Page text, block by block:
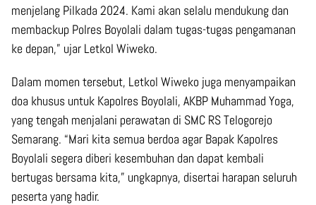
menjelang Pilkada 2024. Kami akan selalu mendukung dan
membackup Polres Boyolali dalam tugas-tugas pengamanan
ke depan,” ujar Letkol Wiweko.
Dalam momen tersebut, Letkol Wiweko juga menyampaikan
doa khusus untuk Kapolres Boyolali, AKBP Muhammad Yoga,
yang tengah menjalani perawatan di SMC RS Telogorejo
Semarang. “Mari kita semua berdoa agar Bapak Kapolres
Boyolali segera diberi kesembuhan dan dapat kembali
bertugas bersama kita,” ungkapnya, disertai harapan seluruh
peserta yang hadir.